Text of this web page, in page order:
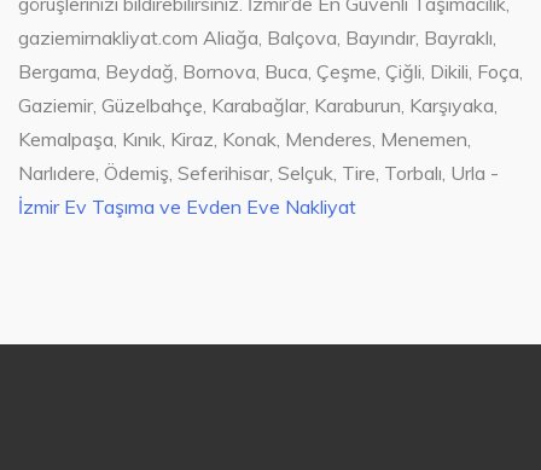
gaziemirnakliyat.com Aliağa, Balçova, Bayındır, Bayraklı,
Bergama, Beydağ, Bornova, Buca, Çeşme, Çiğli, Dikili, Foça,
Gaziemir, Güzelbahçe, Karabağlar, Karaburun, Karşıyaka,
Kemalpaşa, Kınık, Kiraz, Konak, Menderes, Menemen,
Narlıdere, Ödemiş, Seferihisar, Selçuk, Tire, Torbalı, Urla -
İzmir Ev Taşıma ve Evden Eve Nakliyat